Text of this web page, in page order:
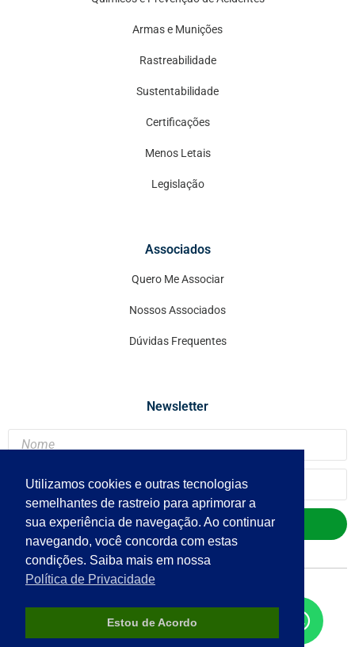
Armas e Munições
Rastreabilidade
Sustentabilidade
Certificações
Menos Letais
Legislação
Associados
Quero Me Associar
Nossos Associados
Dúvidas Frequentes
Newsletter
Enviar
Utilizamos cookies e outras tecnologias
semelhantes de rastreio para aprimorar a
sua experiência de navegação. Ao continuar
navegando, você concorda com estas
condições. Saiba mais em nossa
Política de Privacidade
Estou de Acordo